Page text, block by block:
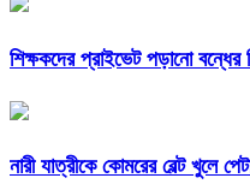
শিক্ষকদের প্রাইভেট পড়ানো বন্ধের
নারী যাত্রীকে কোমরের বেল্ট খুলে